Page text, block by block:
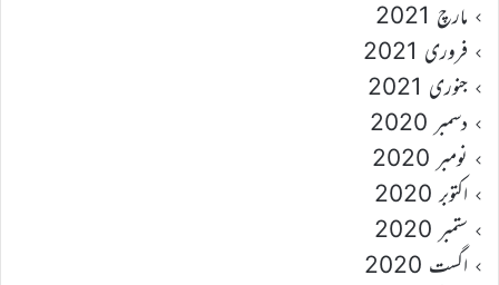
مارچ 2021
فروری 2021
جنوری 2021
دسمبر 2020
نومبر 2020
اکتوبر 2020
ستمبر 2020
اگست 2020